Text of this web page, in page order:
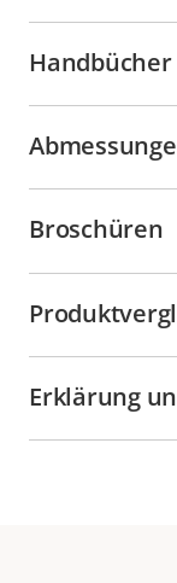
Handbücher
Broschüren
Erklärung